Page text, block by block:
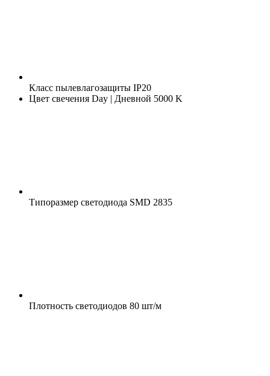
Класс пылевлагозащиты IP20
Цвет свечения Day | Дневной 5000 K
Типоразмер светодиода SMD 2835
Плотность светодиодов 80 шт/м